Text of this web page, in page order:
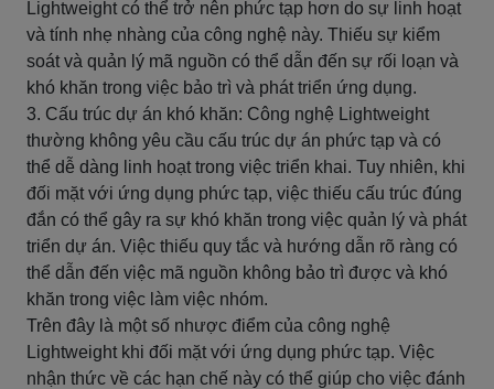
Lightweight có thể trở nên phức tạp hơn do sự linh hoạt
và tính nhẹ nhàng của công nghệ này. Thiếu sự kiểm
soát và quản lý mã nguồn có thể dẫn đến sự rối loạn và
khó khăn trong việc bảo trì và phát triển ứng dụng.
3. Cấu trúc dự án khó khăn: Công nghệ Lightweight
thường không yêu cầu cấu trúc dự án phức tạp và có
thể dễ dàng linh hoạt trong việc triển khai. Tuy nhiên, khi
đối mặt với ứng dụng phức tạp, việc thiếu cấu trúc đúng
đắn có thể gây ra sự khó khăn trong việc quản lý và phát
triển dự án. Việc thiếu quy tắc và hướng dẫn rõ ràng có
thể dẫn đến việc mã nguồn không bảo trì được và khó
khăn trong việc làm việc nhóm.
Trên đây là một số nhược điểm của công nghệ
Lightweight khi đối mặt với ứng dụng phức tạp. Việc
nhận thức về các hạn chế này có thể giúp cho việc đánh